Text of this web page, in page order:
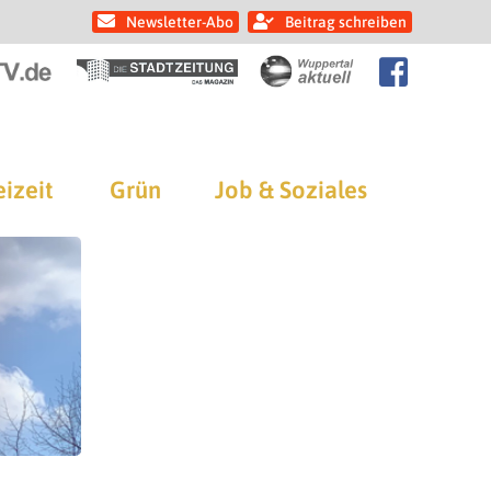
Newsletter-Abo Beitrag schreiben
Grün Job & Soziales